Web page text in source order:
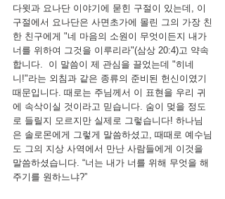
다윗과 요나단 이야기에 묻힌 구절이 있는데, 이
구절에서 요나단은 사면초가에 몰린 그의 가장 친
한 친구에게 "네 마음의 소원이 무엇이든지 내가
너를 위하여 그것을 이루리라"(삼상 20:4)고 약속
합니다.  이 말씀이 제 관심을 끌었는데 "히네
니!"라는 외침과 같은 종류의 준비된 헌신이였기
때문입니다. 때로는 주님께서 이 표현을 우리 귀
에 속삭이실 것이라고 믿습니다. 숨이 멎을 정도
로 들릴지 모르지만 실제로 그렇습니다! 하나님
은 솔로몬에게 그렇게 말씀하셨고, 때때로 예수님
도 그의 지상 사역에서 만난 사람들에게 이것을
말씀하셨습니다. “너는 내가 너를 위해 무엇을 해
주기를 원하느냐?”